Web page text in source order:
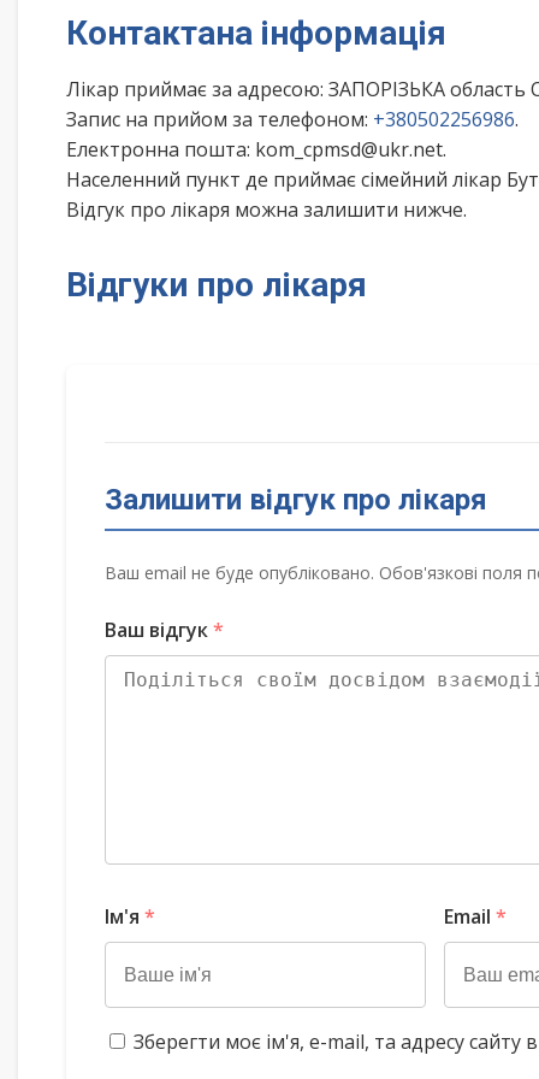
Контактана інформація
Лікар приймає за адресою: ЗАПОРІЗЬКА
Запис на прийом за телефоном: +380502256986.
Електронна пошта: kom_cpmsd@ukr.net.
Населенний пункт де приймає сімейний лікар
Відгук про лікаря можна залишити нижче.
Відгуки про лікаря
Залишити відгук про лікаря
Ваш email не буде опубліковано. Обов'язкові поля
Ваш відгук*
Ім'я * Email *
Зберегти моє ім'я, e-mail, та адресу